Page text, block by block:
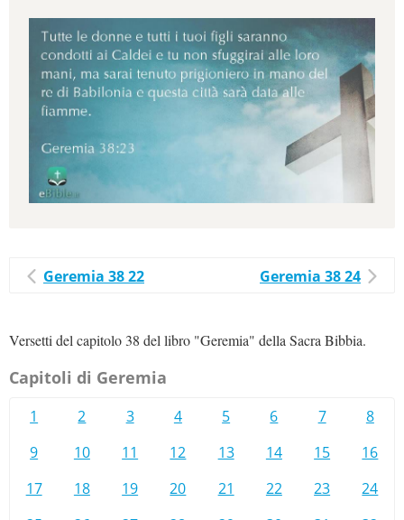
Geremia 38 22 Geremia 38 24
Versetti del capitolo 38 del libro "Geremia" della Sacra Bibbia.
Capitoli di Geremia
1 2 3 4 5 6 7
8
9
10 11 12 13 14 15
16
17
18 19 20 21 22 23
24